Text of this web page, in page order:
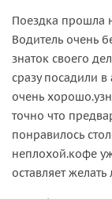
Поездка прошла
Водитель очень
знаток своего
сразу посадили
очень
точно что
понравилось
неплохой.кофе
оставляет